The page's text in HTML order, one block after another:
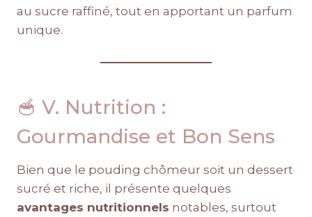
au sucre raffiné, tout en apportant un parfum
unique.
🥣 V. Nutrition :
Gourmandise et Bon Sens
Bien que le pouding chômeur soit un dessert
sucré et riche, il présente quelques
avantages nutritionnels notables, surtout